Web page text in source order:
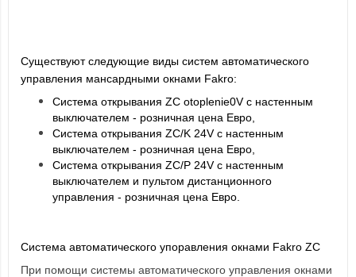
Существуют следующие виды систем автоматического
управления мансардными окнами Fakro:
Система открывания ZC otoplenie0V с настенным
выключателем - розничная цена Евро,
Система открывания ZC/K 24V с настенным
выключателем - розничная цена Евро,
Система открывания ZC/P 24V с настенным
выключателем и пультом дистанционного
управления - розничная цена Евро.
Система автоматического упоравления окнами Fakro ZC
При помощи системы автоматического управления окнами